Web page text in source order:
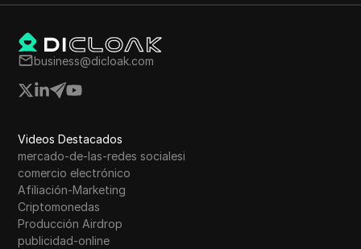
business@dicloak.com
Videos Destacados
mercado-de-las-redes socialesi
comercio electrónico
Afiliación-Marketing
Criptomonedas
Producción Airdrop
publicidad-online